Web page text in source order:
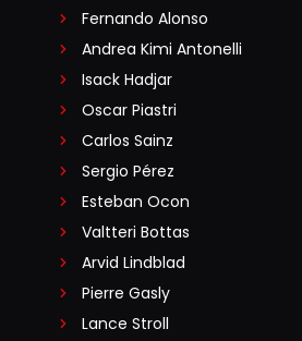
Fernando Alonso
Andrea Kimi Antonelli
Isack Hadjar
Oscar Piastri
Carlos Sainz
Sergio Pérez
Esteban Ocon
Valtteri Bottas
Arvid Lindblad
Pierre Gasly
Lance Stroll